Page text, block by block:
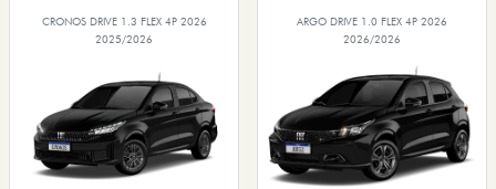
CRONOS DRIVE 1.3 FLEX 4P 2026
2025/2026
ARGO DRIVE 1.0 FLEX 4P 2026
2026/2026